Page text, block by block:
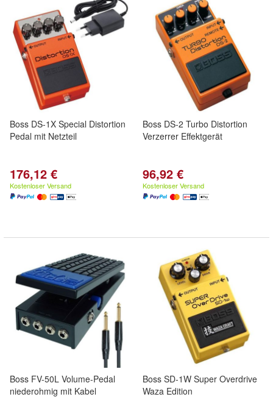
Boss DS-1X Special Distortion
Pedal mit Netzteil
176,12 €
Kostenloser Versand
Boss DS-2 Turbo Distortion
Verzerrer Effektgerät
96,92 €
Kostenloser Versand
Boss FV-50L Volume-Pedal
niederohmig mit Kabel
Boss SD-1W Super Overdrive
Waza Edition